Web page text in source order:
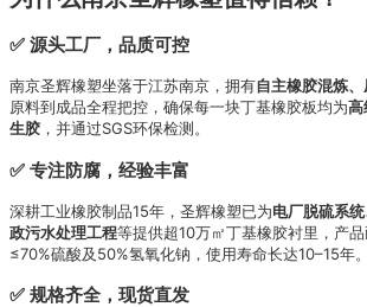
✅ 源头工厂，品质可控
南京圣辉橡塑坐落于江苏南京，拥有自主橡胶混炼
原料到成品全程把控，确保每一块丁基橡胶板均为高
生胶 ，并通过SGS环保检测。
✅ 专注防腐，经验丰富
深耕工业橡胶制品15年，圣辉橡塑已为电厂脱硫系
政污水处理工程等提供超10万㎡丁基橡胶衬里，产
≤70%硫酸及50%氢氧化钠，使用寿命长达10–15年。
✅ 规格齐全，现货直发